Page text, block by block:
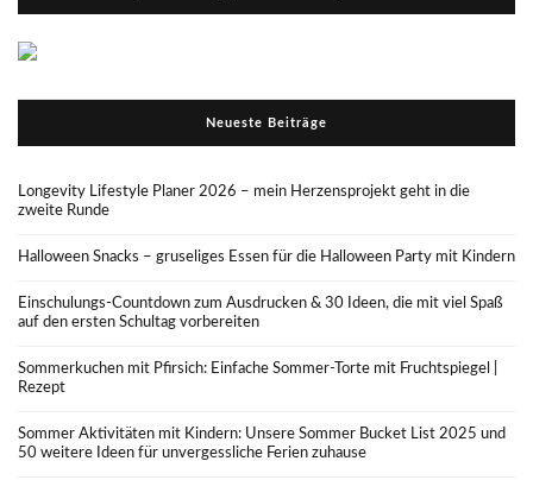
Neueste Beiträge
Longevity Lifestyle Planer 2026 – mein Herzensprojekt geht in die
zweite Runde
Halloween Snacks – gruseliges Essen für die Halloween Party mit Kindern
Einschulungs-Countdown zum Ausdrucken & 30 Ideen, die mit viel Spaß
auf den ersten Schultag vorbereiten
Sommerkuchen mit Pfirsich: Einfache Sommer-Torte mit Fruchtspiegel |
Rezept
Sommer Aktivitäten mit Kindern: Unsere Sommer Bucket List 2025 und
50 weitere Ideen für unvergessliche Ferien zuhause